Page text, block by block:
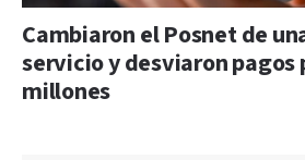
Cambiaron el Posnet de
servicio y desviaron pagos
millones